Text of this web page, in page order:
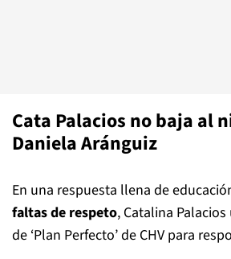
Cata Palacios no baja al
Daniela Aránguiz
En una respuesta llena de
faltas de respeto, Catalina
de ‘Plan Perfecto’ de CHV para